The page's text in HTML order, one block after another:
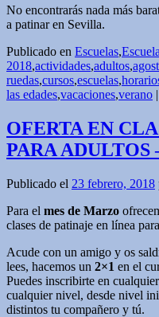
No encontrarás nada más
a patinar en Sevilla.
Publicado en Escuelas,
2018,actividades,adultos,
ruedas,cursos,escuelas,
las edades,vacaciones,verano |
OFERTA EN
PARA
Publicado el 23 febrero, 2018
Para el mes de Marzo
clases de patinaje en línea
Acude con un amigo y os
lees, hacemos un 2×1 en el
Puedes inscribirte en
cualquier nivel, desde nivel
distintos tu compañero y tú.